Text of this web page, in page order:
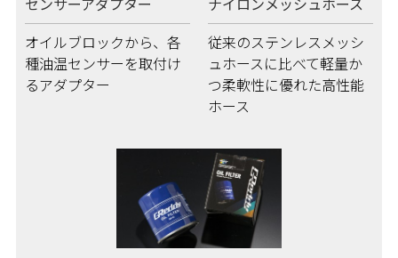
オイルブロックから、各
種油温センサーを取付け
るアダプター
従来のステンレスメッシ
ュホースに比べて軽量か
つ柔軟性に優れた高性能
ホース